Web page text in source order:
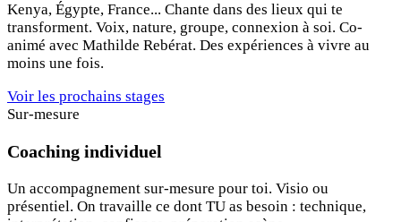
Kenya, Égypte, France... Chante dans des lieux qui te
transforment. Voix, nature, groupe, connexion à soi. Co-
animé avec Mathilde Rebérat. Des expériences à vivre au
moins une fois.
Voir les prochains stages
Sur-mesure
Coaching individuel
Un accompagnement sur-mesure pour toi. Visio ou
présentiel. On travaille ce dont TU as besoin : technique,